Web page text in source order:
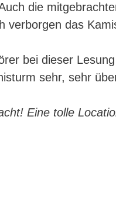
die
verborgen das
bei dieser
sehr, sehr
Eine tolle